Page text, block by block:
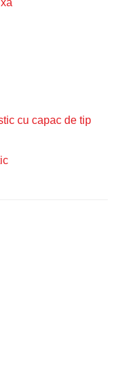
cu capac de tip